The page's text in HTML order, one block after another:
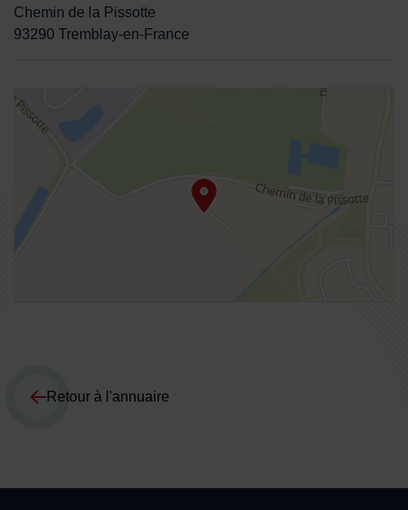
Chemin de la Pissotte
93290 Tremblay-en-France
48.979784,2.551406
Retour à l'annuaire